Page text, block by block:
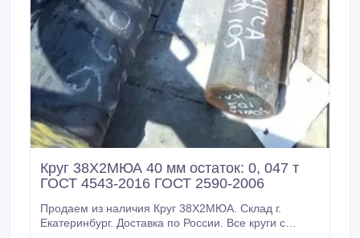
Круг 38Х2МЮА 40 мм остаток: 0, 047 т
ГОСТ 4543-2016 ГОСТ 2590-2006
Продаем из наличия Круг 38Х2МЮА. Склад г.
Екатеринбург. Доставка по России. Все круги с